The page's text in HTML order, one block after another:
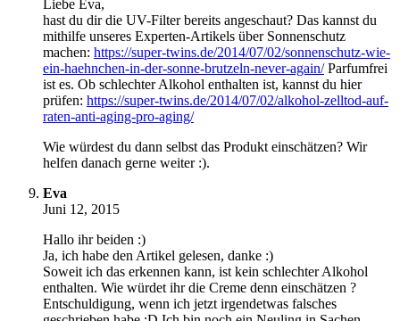
Liebe Eva,
hast du dir die UV-Filter bereits angeschaut? Das kannst du
mithilfe unseres Experten-Artikels über Sonnenschutz
machen: https://super-twins.de/2014/07/02/sonnenschutz-wie-
ein-haehnchen-in-der-sonne-brutzeln-never-again/Parfumfrei
ist es. Ob schlechter Alkohol enthalten ist, kannst du hier
prüfen: https://super-twins.de/2014/07/02/alkohol-zelltod-auf-
raten-anti-aging-pro-aging/
Wie würdest du dann selbst das Produkt einschätzen? Wir
helfen danach gerne weiter :).
Eva
Juni 12, 2015
Hallo ihr beiden :)
Ja, ich habe den Artikel gelesen, danke :)
Soweit ich das erkennen kann, ist kein schlechter Alkohol
enthalten. Wie würdet ihr die Creme denn einschätzen ?
Entschuldigung, wenn ich jetzt irgendetwas falsches